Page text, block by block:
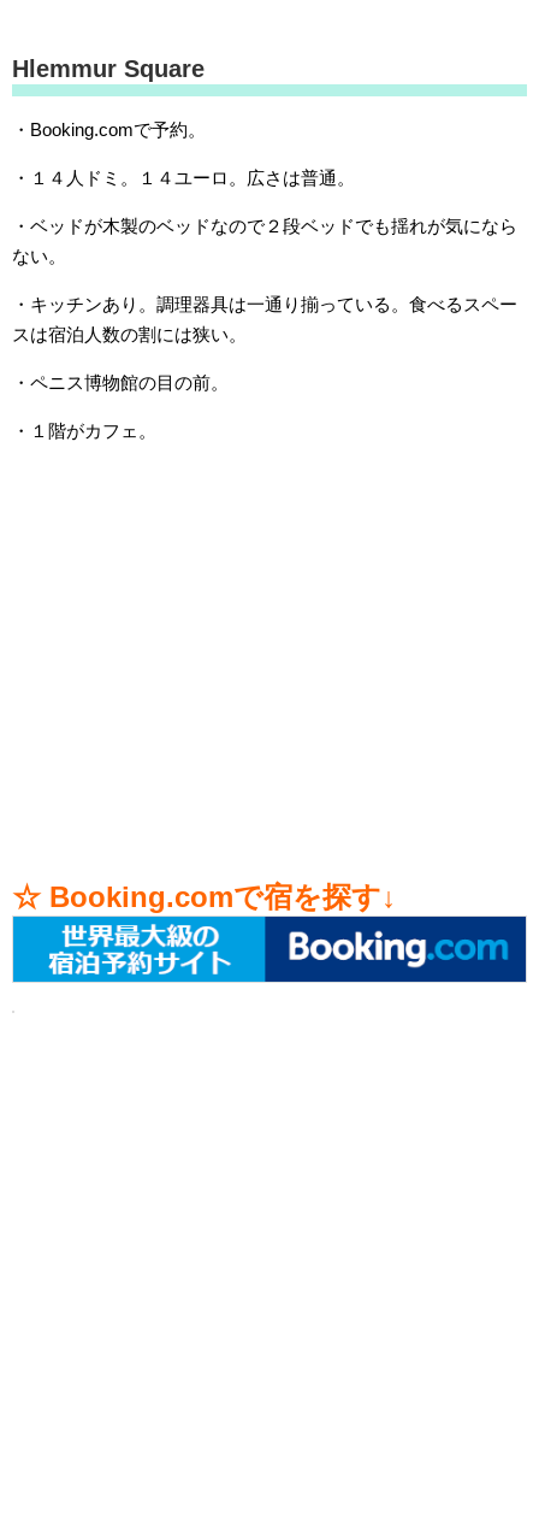
Hlemmur Square
・Booking.comで予約。
・１４人ドミ。１４ユーロ。広さは普通。
・ベッドが木製のベッドなので２段ベッドでも揺れが気になら
ない。
・キッチンあり。調理器具は一通り揃っている。食べるスペー
スは宿泊人数の割には狭い。
・ペニス博物館の目の前。
・１階がカフェ。
☆ Booking.comで宿を探す↓